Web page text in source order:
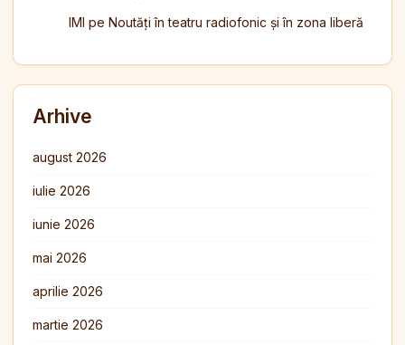
IMI pe Noutăți în teatru radiofonic și în zona liberă
Arhive
august 2026
iulie 2026
iunie 2026
mai 2026
aprilie 2026
martie 2026